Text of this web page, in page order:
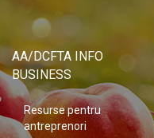
AA/DCFTA INFO
BUSINESS
Resurse pentru
antreprenori